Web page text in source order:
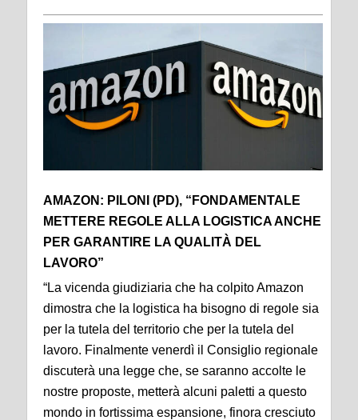
AMAZON: PILONI (PD), “FONDAMENTALE
METTERE REGOLE ALLA LOGISTICA ANCHE
PER GARANTIRE LA QUALITÀ DEL
LAVORO”
“La vicenda giudiziaria che ha colpito Amazon
dimostra che la logistica ha bisogno di regole sia
per la tutela del territorio che per la tutela del
lavoro. Finalmente venerdì il Consiglio regionale
discuterà una legge che, se saranno accolte le
nostre proposte, metterà alcuni paletti a questo
mondo in fortissima espansione, finora cresciuto